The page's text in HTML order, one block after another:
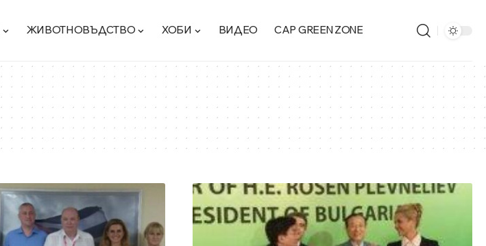
ЖИВОТНОВЪДСТВО ХОБИ ВИДЕО CAP GREEN ZONE